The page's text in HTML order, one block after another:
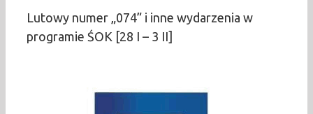
Lutowy numer „074” i inne wydarzenia w
programie ŚOK [28 I – 3 II]